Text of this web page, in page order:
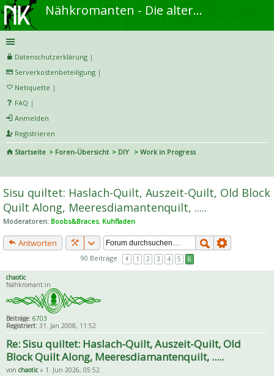
Nähkromanten - Die alternative Näh- und DIY-Community
Datenschutzerklärung |
Serverkostenbeteiligung |
Netiquette |
FAQ |
Anmelden
Registrieren
Startseite
Foren-Übersicht DIY
Work in Progress
he
Sisu quiltet: Haslach-Quilt, Auszeit-Quilt, Old Block
Quilt Along, Meeresdiamantenquilt, .....
Moderatoren: Boobs&Braces, Kuhfladen
Antworten
90 Beiträge 1 2 3 4 5 6
chaotic
Nähkromant:in
Beiträge: 6703
Registriert: 31. Jan 2008, 11:52
Re: Sisu quiltet: Haslach-Quilt, Auszeit-Quilt, Old
Block Quilt Along, Meeresdiamantenquilt, .....
von chaotic» 1. Jun 2026, 05:52